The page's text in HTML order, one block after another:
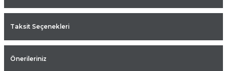
Taksit Seçenekleri
Önerileriniz